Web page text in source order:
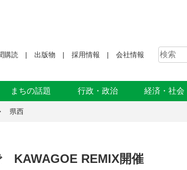
購読 出版物 採用情報 会社情報
まちの話題 行政・政治 経済・社会
県西
KAWAGOE REMIX開催